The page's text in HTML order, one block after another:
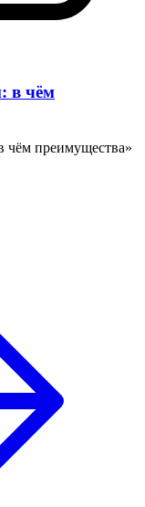
в чём
чём преимущества»